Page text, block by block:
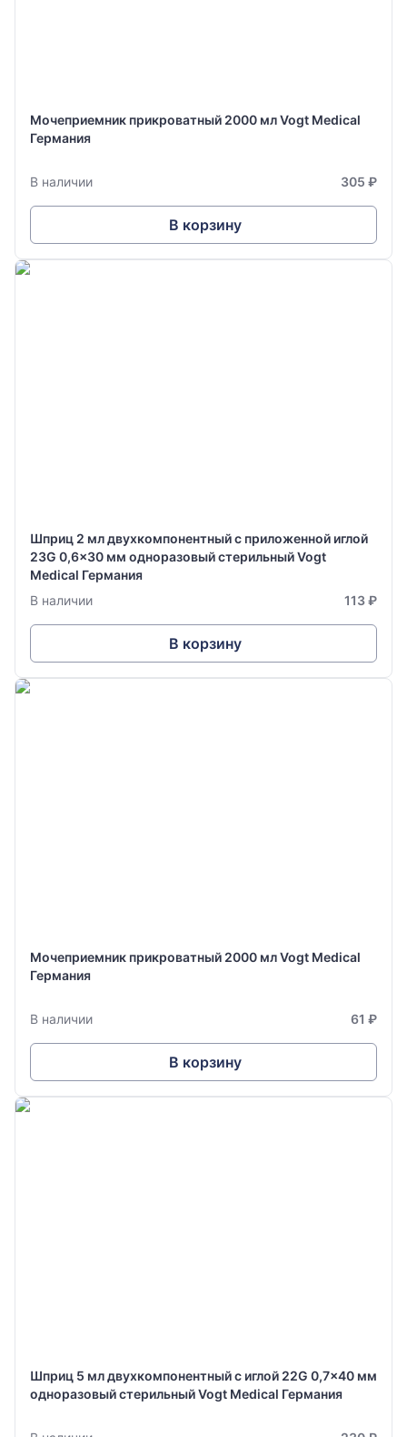
Мочеприемник прикроватный 2000 мл Vogt Medical
Германия
В наличии 305 ₽
В корзину
Шприц 2 мл двухкомпонентный с приложенной иглой
23G 0,6x30 мм одноразовый стерильный Vogt
Medical Германия
В наличии
113 ₽
В корзину
Мочеприемник прикроватный 2000 мл Vogt Medical
Германия
В наличии 61 ₽
В корзину
Шприц 5 мл двухкомпонентный с иглой 22G 0,7x40 мм
одноразовый стерильный Vogt Medical Германия